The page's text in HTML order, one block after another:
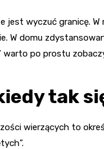
jest wyczuć granicę.
W domu
warto po prostu
tak
wierzących to